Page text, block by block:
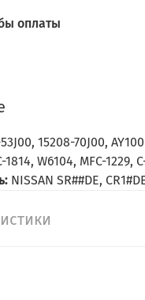
оплаты
15208-70J00,
1814, W6104, MFC-1229,
NISSAN SR##DE,